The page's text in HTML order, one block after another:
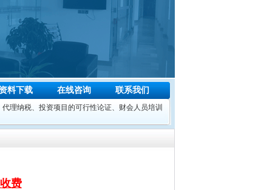
料下载 在线咨询 联系我们
理纳税、投资项目的可行性论证、财会人员培训
费